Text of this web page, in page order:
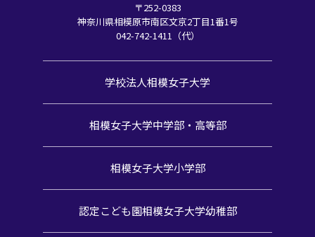
〒252-0383
神奈川県相模原市南区文京2丁目1番1号
042-742-1411（代）
学校法人相模女子大学
相模女子大学中学部・高等部
相模女子大学小学部
認定こども園相模女子大学幼稚部